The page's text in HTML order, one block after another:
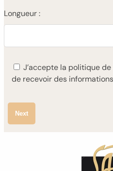
Longueur :
J’accepte la politique
de recevoir des
Next